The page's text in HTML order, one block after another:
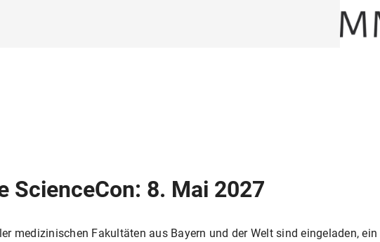
ScienceCon: 8. Mai 2027
medizinischen Fakultäten aus Bayern und der Welt sind eingeladen, ein